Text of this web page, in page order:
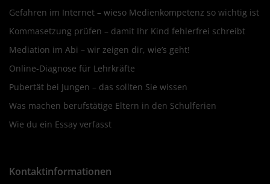
Gefahren im Internet – wieso Medienkompetenz so wichtig ist
Kommasetzung prüfen – damit Ihr Kind fehlerfrei schreibt
Mediation im Abi – wir zeigen dir, wie’s geht!
Online-Diagnose für Lehrkräfte
Pubertät bei Jungen – das sollten Sie wissen
Was machen berufstätige Eltern in den Schulferien
Wie du ein Essay verfasst
Kontaktinformationen